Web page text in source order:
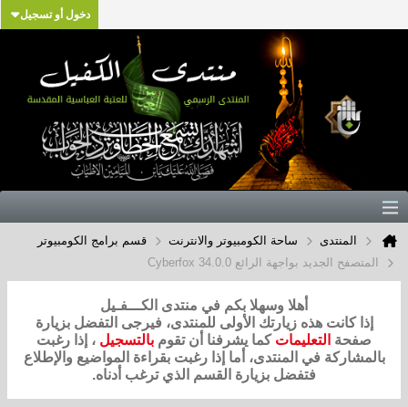
دخول أو تسجيل
المنتدى ساحة الكومبيوتر والانترنت
قسم برامج الكومبيوتر
المتصفح الجديد بواجهة الرائع Cyberfox 34.0.0
أهلا وسهلا بكم في منتدى الكـــفـيل
إذا كانت هذه زيارتك الأولى للمنتدى، فيرجى التفضل بزيارة
صفحة التعليمات كما يشرفنا أن تقوم بالتسجيل ، إذا رغبت
بالمشاركة في المنتدى، أما إذا رغبت بقراءة المواضيع والإطلاع
فتفضل بزيارة القسم الذي ترغب أدناه.